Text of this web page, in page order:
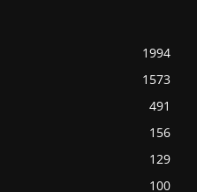
1994
1573
491
156
129
100